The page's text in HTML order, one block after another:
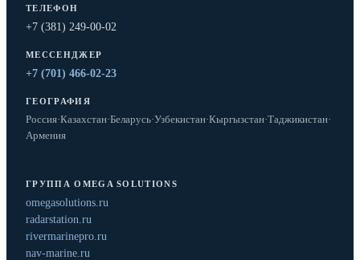
ТЕЛЕФОН
+7 (381) 249-00-02
МЕССЕНДЖЕР
+7 (701) 466-02-23
ГЕОГРАФИЯ
Россия·Казахстан·Беларусь·Узбекистан·Кыргызстан·Таджикистан·
Армения
ГРУППА OMEGA SOLUTIONS
omegasolutions.ru
radarstation.ru
rivermarinepro.ru
nav-marine.ru